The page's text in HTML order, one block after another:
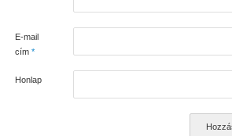
E-mail
cím *
Honlap